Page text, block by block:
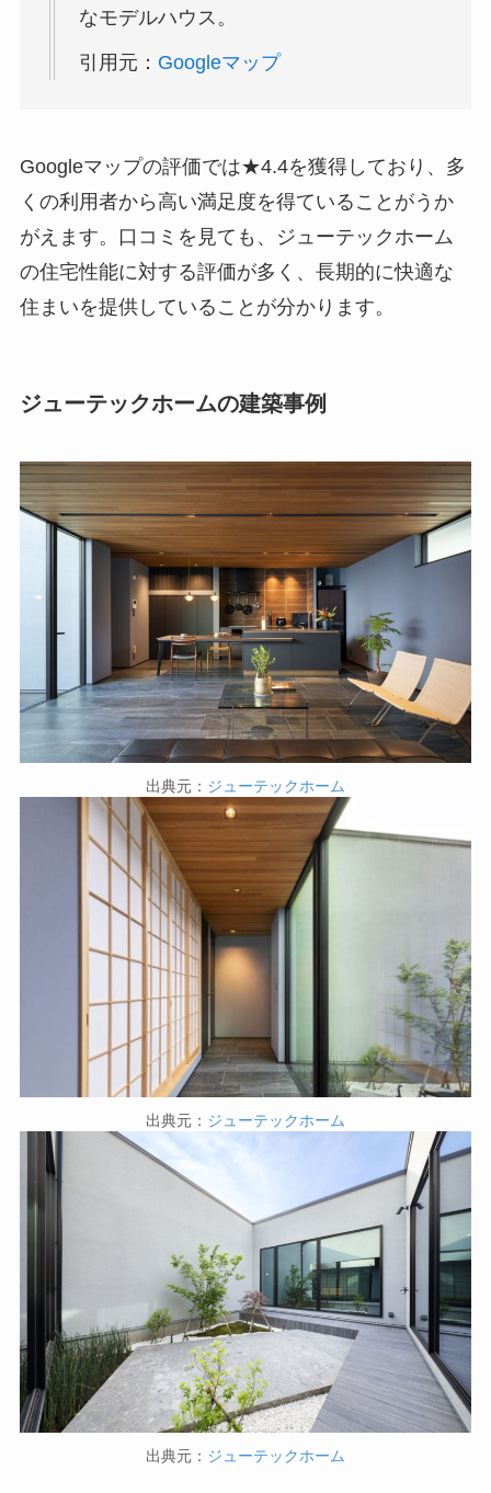
なモデルハウス。
引用元： Googleマップ
Googleマップの評価では★4.4を獲得しており、多
くの利用者から高い満足度を得ていることがうか
がえます。口コミを見ても、ジューテックホーム
の住宅性能に対する評価が多く、長期的に快適な
住まいを提供していることが分かります。
ジューテックホームの建築事例
出典元： ジューテックホーム
出典元： ジューテックホーム
出典元： ジューテックホーム